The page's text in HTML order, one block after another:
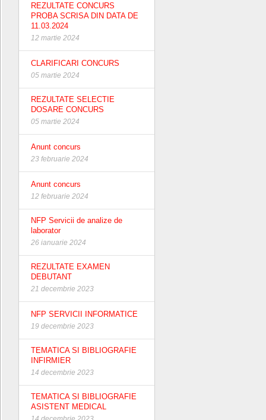
REZULTATE CONCURS
PROBA SCRISA DIN DATA DE
11.03.2024
12 martie 2024
CLARIFICARI CONCURS
05 martie 2024
REZULTATE SELECTIE
DOSARE CONCURS
05 martie 2024
Anunt concurs
23 februarie 2024
Anunt concurs
12 februarie 2024
NFP Servicii de analize de
laborator
26 ianuarie 2024
REZULTATE EXAMEN
DEBUTANT
21 decembrie 2023
NFP SERVICII INFORMATICE
19 decembrie 2023
TEMATICA SI BIBLIOGRAFIE
INFIRMIER
14 decembrie 2023
TEMATICA SI BIBLIOGRAFIE
ASISTENT MEDICAL